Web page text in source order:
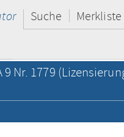
Suche Merkliste
Nr. 1779